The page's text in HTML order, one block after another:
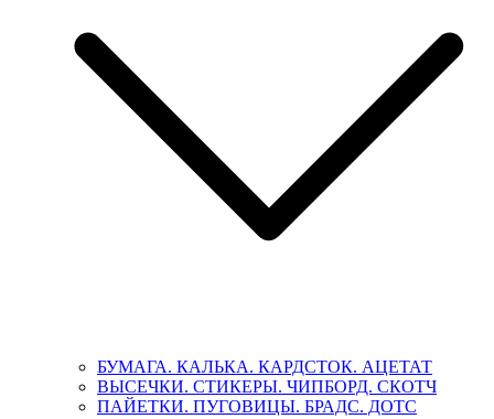
БУМАГА. КАЛЬКА. КАРДСТОК. АЦЕТАТ
ВЫСЕЧКИ. СТИКЕРЫ. ЧИПБОРД. СКОТЧ
ПАЙЕТКИ. ПУГОВИЦЫ. БРАДС. ДОТС